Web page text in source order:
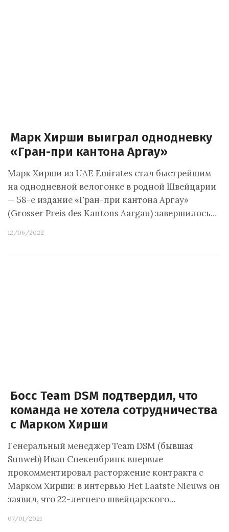
Марк Хирши выиграл однодневку
«Гран-при кантона Аргау»
Марк Хирши из UAE Emirates стал быстрейшим
на однодневной велогонке в родной Швейцарии
— 58-е издание «Гран-при кантона Аргау»
(Grosser Preis des Kantons Aargau) завершилось…
12/06/2022
Босс Team DSM подтвердил, что
команда не хотела сотрудничества
с Марком Хирши
Генеральный менеджер Team DSM (бывшая
Sunweb) Иван Спекенбринк впервые
прокомментировал расторжение контракта с
Марком Хирши: в интервью Het Laatste Nieuws он
заявил, что 22-летнего швейцарского…
07/01/2021